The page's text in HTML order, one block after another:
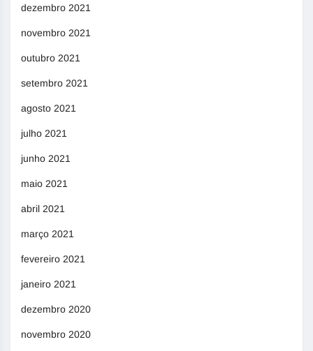
dezembro 2021
novembro 2021
outubro 2021
setembro 2021
agosto 2021
julho 2021
junho 2021
maio 2021
abril 2021
março 2021
fevereiro 2021
janeiro 2021
dezembro 2020
novembro 2020